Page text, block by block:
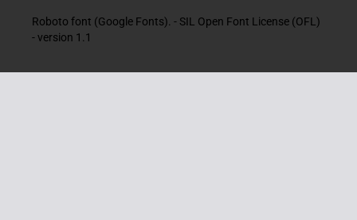
Roboto font (Google Fonts). - SIL Open Font License (OFL)
- version 1.1